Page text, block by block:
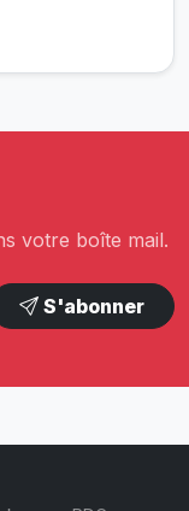
votre boîte mail.
S'abonner